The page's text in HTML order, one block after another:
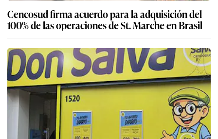
Cencosud entra al hard discount con “Don Salva”:
así es su nueva apuesta de ahorro, ¿competirá
con Mass?